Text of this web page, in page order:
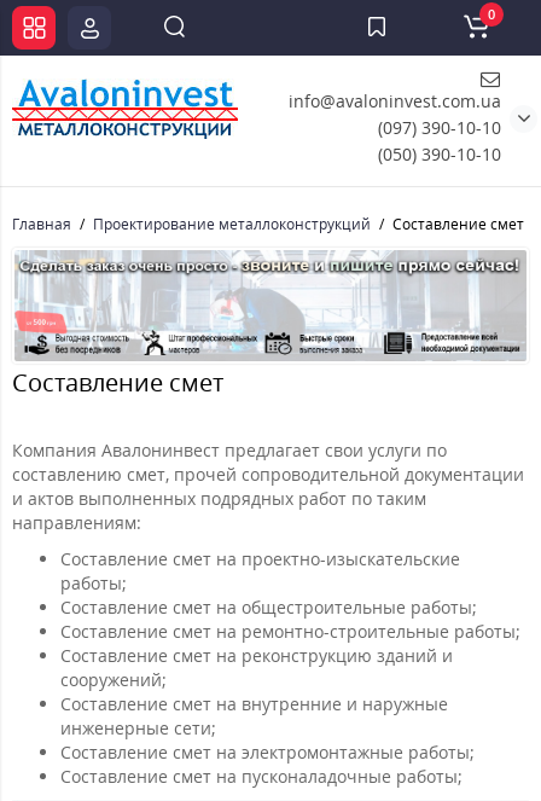
info@avaloninvest.com.ua
(097) 390-10-10
(050) 390-10-10
0
Главная Проектирование металлоконструкций Составление смет
Составление смет
Компания Авалонинвест предлагает свои услуги по
составлению смет, прочей сопроводительной документации
и актов выполненных подрядных работ по таким
направлениям:
Составление смет на проектно-изыскательские
работы;
Составление смет на общестроительные работы;
Составление смет на ремонтно-строительные работы;
Составление смет на реконструкцию зданий и
сооружений;
Составление смет на внутренние и наружные
инженерные сети;
Составление смет на электромонтажные работы;
Составление смет на пусконаладочные работы;